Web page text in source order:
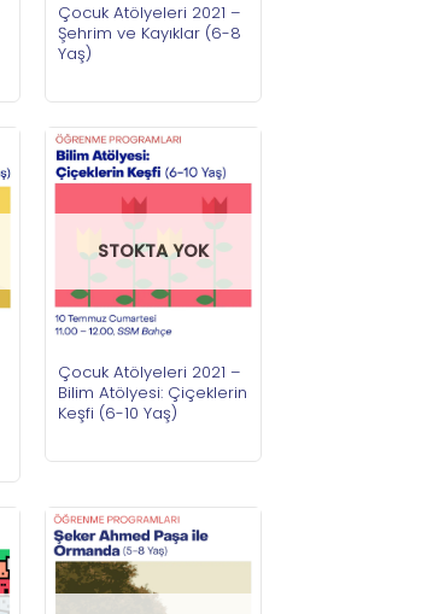
Çocuk Atölyeleri 2021 –
Şehrim ve Kayıklar (6-8
Yaş)
STOKTA YOK
Çocuk Atölyeleri 2021 –
Bilim Atölyesi: Çiçeklerin
Keşfi (6-10 Yaş)